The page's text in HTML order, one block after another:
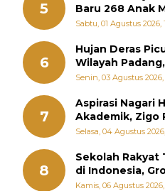
5
Baru 268 Anak
Memutus Rantai
Sabtu, 01 Agustus 2026,
6
Hujan Deras
Wilayah
Perintahkan
Senin, 03 Agustus 2026,
7
Aspirasi Nagari
Akademik, Zigo
Diperjuangkan
Selasa, 04 Agustus
8
Sekolah Rakyat
di Indonesia,
September
Kamis, 06 Agustus